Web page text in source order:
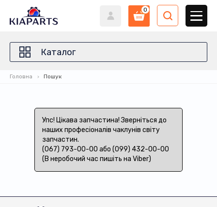
0
Каталог
Головна Пошук
Упс! Цікава запчастина! Зверніться до
наших професіоналів чаклунів світу
запчастин.
(067) 793-00-00 або (099) 432-00-00
(В неробочий час пишіть на Viber)